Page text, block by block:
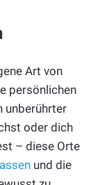
Art von
persönlichen
unberührter
oder dich
– diese Orte
und die